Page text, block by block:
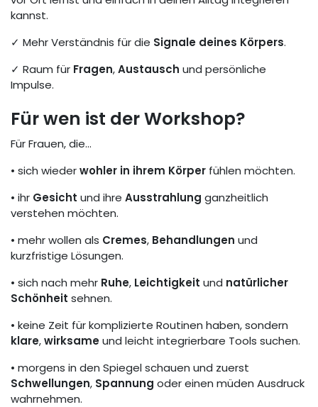
kannst.
✓ Mehr Verständnis für die Signale deines Körpers.
✓ Raum für Fragen,Austausch und persönliche
Impulse.
Für wen ist der Workshop?
Für Frauen, die...
• sich wiederwohler in ihrem Körper fühlen möchten.
• ihr Gesicht und ihre Ausstrahlung ganzheitlich
verstehen möchten.
• mehr wollen als Cremes, Behandlungen und
kurzfristige Lösungen.
• sich nach mehr Ruhe, Leichtigkeit und natürlicher
Schönheit sehnen.
• keine Zeit für komplizierte Routinen haben, sondern
klare,wirksameund leicht integrierbare Tools suchen.
• morgens in den Spiegel schauen und zuerst
Schwellungen, Spannung oder einen müden Ausdruck
wahrnehmen.